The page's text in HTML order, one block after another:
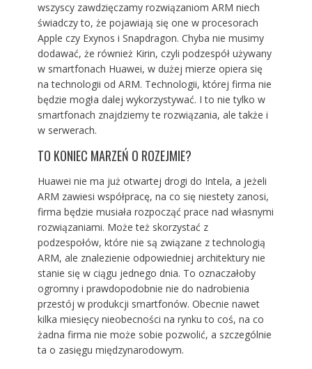
wszyscy zawdzięczamy rozwiązaniom ARM niech
świadczy to, że pojawiają się one w procesorach
Apple czy Exynos i Snapdragon. Chyba nie musimy
dodawać, że również Kirin, czyli podzespół używany
w smartfonach Huawei, w dużej mierze opiera się
na technologii od ARM. Technologii, której firma nie
będzie mogła dalej wykorzystywać. I to nie tylko w
smartfonach znajdziemy te rozwiązania, ale także i
w serwerach.
TO KONIEC MARZEŃ O ROZEJMIE?
Huawei nie ma już otwartej drogi do Intela, a jeżeli
ARM zawiesi współpracę, na co się niestety zanosi,
firma będzie musiała rozpocząć prace nad własnymi
rozwiązaniami. Może też skorzystać z
podzespołów, które nie są związane z technologią
ARM, ale znalezienie odpowiedniej architektury nie
stanie się w ciągu jednego dnia. To oznaczałoby
ogromny i prawdopodobnie nie do nadrobienia
przestój w produkcji smartfonów. Obecnie nawet
kilka miesięcy nieobecności na rynku to coś, na co
żadna firma nie może sobie pozwolić, a szczególnie
ta o zasięgu międzynarodowym.